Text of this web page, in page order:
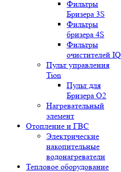
Фильтры
Бризера 3S
Фильтры
бризера 4S
Фильтры
очистителей IQ
Пульт управления
Tion
Пульт для
Бризера O2
Нагревательный
элемент
Отопление и ГВС
Электрические
накопительные
водонагреватели
Тепловое оборудование